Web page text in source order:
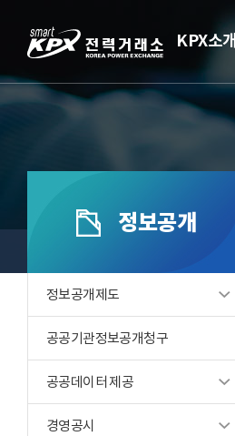
KPX소개
정보공개
정보공개제도
공공기관정보공개청구
공공데이터 제공
경영공시